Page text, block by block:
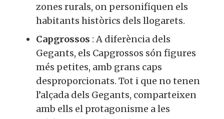
zones rurals, on personifiquen els
habitants històrics dels llogarets.
Capgrossos : A diferència dels
Gegants, els Capgrossos són figures
més petites, amb grans caps
desproporcionats. Tot i que no tenen
l’alçada dels Gegants, comparteixen
amb ells el protagonisme a les